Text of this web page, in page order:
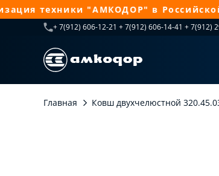
техники "АМКОДОР" в Российской
+ 7(912) 606-12-21 + 7(912) 606-14-41 + 7(912)
Главная Ковш двухчелюстной